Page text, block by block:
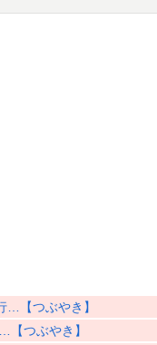
…【つぶやき】
【つぶやき】